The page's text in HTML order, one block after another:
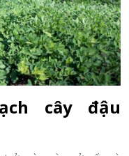
cây đậu